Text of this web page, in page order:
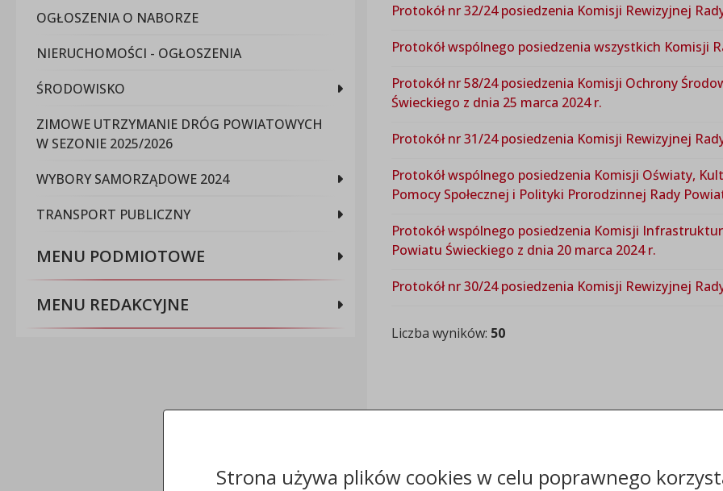
OGŁOSZENIA O NABORZE
NIERUCHOMOŚCI - OGŁOSZENIA
ŚRODOWISKO
ZIMOWE UTRZYMANIE DRÓG POWIATOWYCH
W SEZONIE 2025/2026
WYBORY SAMORZĄDOWE 2024
TRANSPORT PUBLICZNY
MENU PODMIOTOWE
MENU REDAKCYJNE
Protokół nr 32/24 posiedzenia Komisji Rewizyjnej
Protokół wspólnego posiedzenia wszystkich Komisji
Protokół nr 58/24 posiedzenia Komisji Ochrony
Świeckiego z dnia 25 marca 2024 r.
Protokół nr 31/24 posiedzenia Komisji Rewizyjnej
Protokół wspólnego posiedzenia Komisji Oświaty,
Pomocy Społecznej i Polityki Prorodzinnej Rady
Protokół wspólnego posiedzenia Komisji
Powiatu Świeckiego z dnia 20 marca 2024 r.
Protokół nr 30/24 posiedzenia Komisji Rewizyjnej
Liczba wyników: 50
Strona używa plików cookies w celu poprawnego